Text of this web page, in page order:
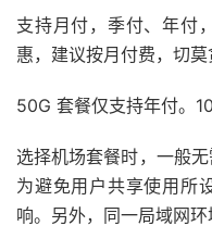
支持月付，季付、年付
惠，建议按月付费，切莫
50G 套餐仅支持年付。
选择机场套餐时，一般
为避免用户共享使用所
响。另外，同一局域网环